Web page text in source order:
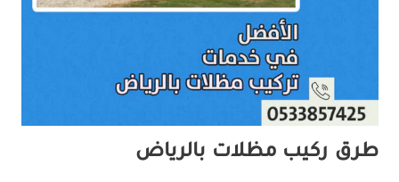
طرق ركيب مظلات بالرياض